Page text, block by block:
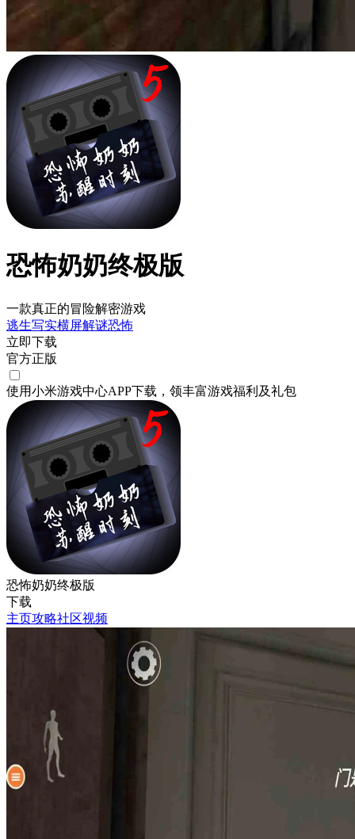
恐怖奶奶终极版
一款真正的冒险解密游戏
逃生写实横屏解谜恐怖
立即下载
官方正版
使用小米游戏中心APP下载 ，领丰富游戏福利 及礼包
恐怖奶奶终极版
下载
主页攻略社区视频